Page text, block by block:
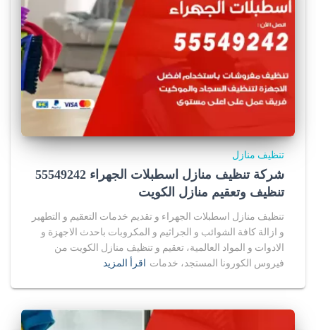
تنظيف منازل
شركة تنظيف منازل اسطبلات الجهراء 55549242
تنظيف وتعقيم منازل الكويت
تنظيف منازل اسطبلات الجهراء و تقديم خدمات التعقيم و التطهير
و ازالة كافة الشوائب و الجراثيم و المكروبات باحدث الاجهزة و
الادوات و المواد العالمية، تعقيم و تنظيف منازل الكويت من
فيروس الكورونا المستجد، خدمات اقرأ المزيد